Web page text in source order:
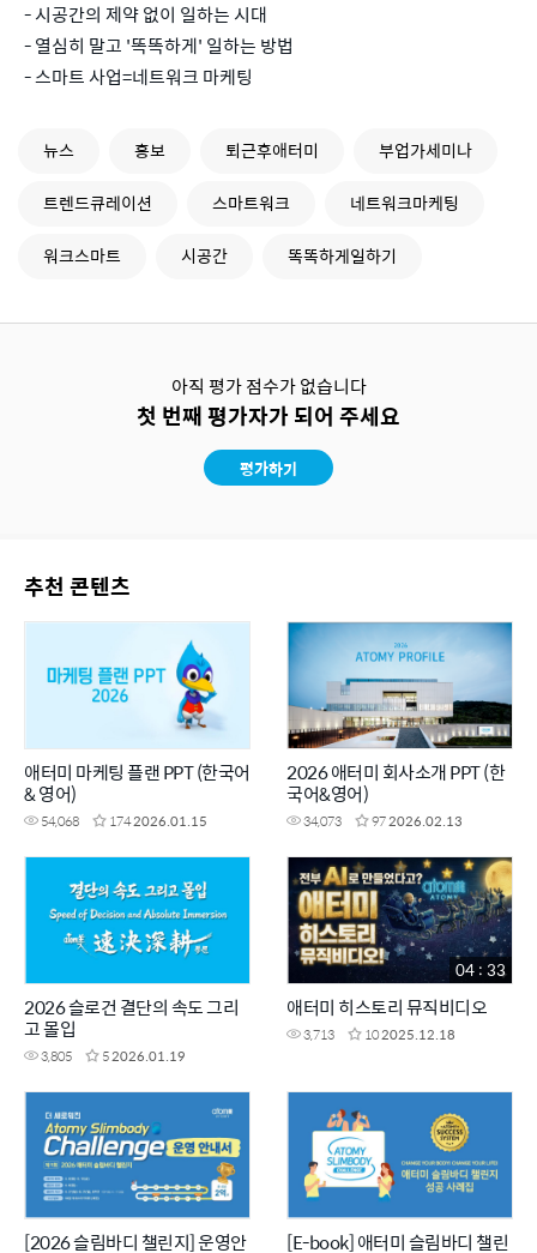
- 시공간의 제약 없이 일하는 시대
- 열심히 말고 '똑똑하게' 일하는 방법
- 스마트 사업=네트워크 마케팅
뉴스 홍보 퇴근후애터미
부업가세미나
트렌드큐레이션
스마트워크
네트워크마케팅
워크스마트
시공간 똑똑하게일하기
아직 평가 점수가 없습니다
첫 번째 평가자가 되어 주세요
평가하기
추천 콘텐츠
애터미 마케팅 플랜 PPT (한국어
& 영어)
54,068 1742026.01.15
2026 애터미 회사소개 PPT (한
국어&영어)
34,073 972026.02.13
2026 슬로건 결단의 속도 그리
고 몰입
3,805 52026.01.19
애터미 히스토리 뮤직비디오
3,713 102025.12.18
04 : 33
[2026 슬림바디 챌린지] 운영안 [E-book] 애터미 슬림바디 챌린